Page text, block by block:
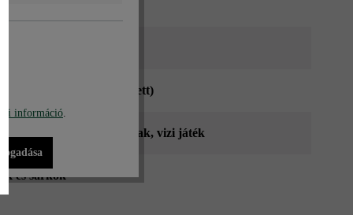
(roppantott & öregbített)
, magaságyak, vizi játék
és sarkok
információ.